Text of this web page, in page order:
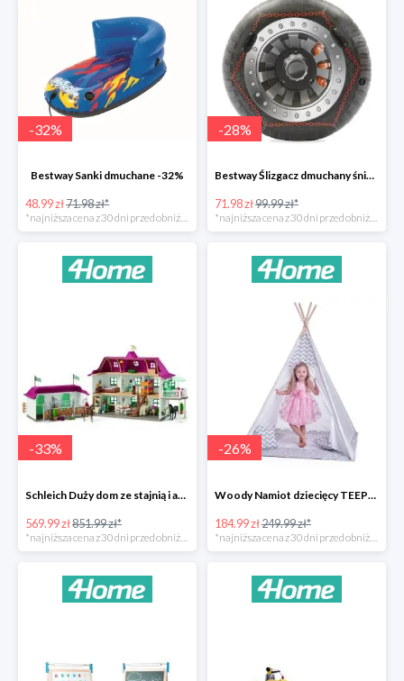
-32%
Bestway Sanki dmuchane -32%
48.99 zł71.98 zł*
*najniższa cena z 30 dni przed obniżką
-28%
Bestway Ślizgacz dmuchany śniegowy H2OGO -28%
71.98 zł99.99 zł*
*najniższa cena z 30 dni przed obniżką
-33%
Schleich Duży dom ze stajnią i akcesoriami -33%
569.99 zł851.99 zł*
-26%
Woody Namiot dziecięcy TEEPEE -26%
184.99 zł249.99 zł*